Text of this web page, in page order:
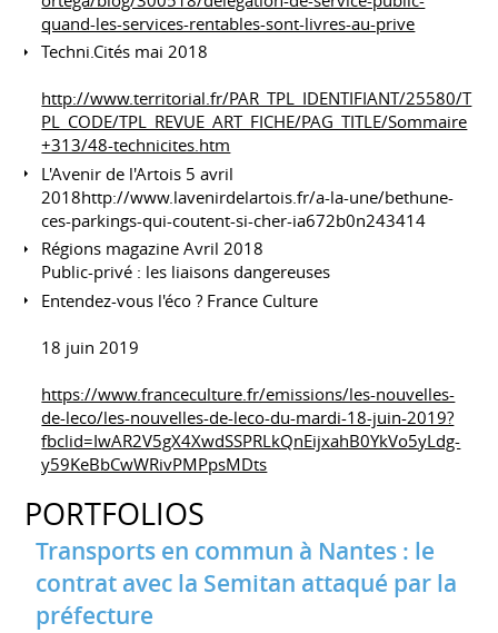
quand-les-services-rentables-sont-livres-au-prive
Techni.Cités mai 2018
http://www.territorial.fr/PAR_TPL_IDENTIFIANT/25580/T
PL_CODE/TPL_REVUE_ART_FICHE/PAG_TITLE/Sommaire
+313/48-technicites.htm
L'Avenir de l'Artois 5 avril
2018http://www.lavenirdelartois.fr/a-la-une/bethune-
ces-parkings-qui-coutent-si-cher-ia672b0n243414
Régions magazine Avril 2018
Public-privé : les liaisons dangereuses
Entendez-vous l'éco ? France Culture
18 juin 2019
https://www.franceculture.fr/emissions/les-nouvelles-
de-leco/les-nouvelles-de-leco-du-mardi-18-juin-2019?
fbclid=IwAR2V5gX4XwdSSPRLkQnEijxahB0YkVo5yLdg-
y59KeBbCwWRivPMPpsMDts
PORTFOLIOS
Transports en commun à Nantes : le
contrat avec la Semitan attaqué par la
préfecture